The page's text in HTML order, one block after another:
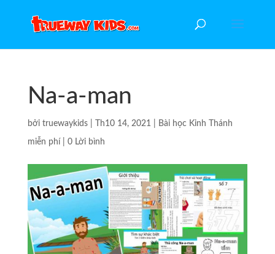
Na-a-man
bởi truewaykids| Th10 14, 2021 Bài học Kinh Thánh
miễn phí| 0 Lời bình